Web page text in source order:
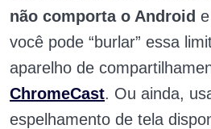
não comporta o Android
você pode “burlar” essa
aparelho de
ChromeCast. Ou ainda,
espelhamento de tela